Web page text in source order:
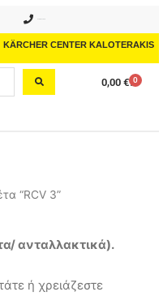
KÄRCHER CENTER KALOTERAKIS
0,00 € 0
Cart
“RCV 3”
ανταλλακτικά).
ή χρειάζεστε